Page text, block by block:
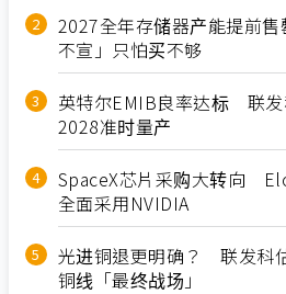
2027全年存储器产能提前
不宣」只怕买不够
英特尔EMIB良率达标 联发
2028准时量产
SpaceX芯片采购大转向
全面采用NVIDIA
光进铜退更明确？ 联发科
铜线「最终战场」